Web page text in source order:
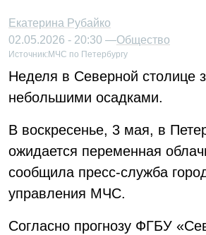
Екатерина Рубайко
02.05.2026 - 20:30 —Общество
Источник: МЧС по Петербургу
Неделя в Северной столице
небольшими осадками.
В воскресенье, 3 мая, в
ожидается переменная
сообщила пресс-служба
управления МЧС.
Согласно прогнозу ФГБУ